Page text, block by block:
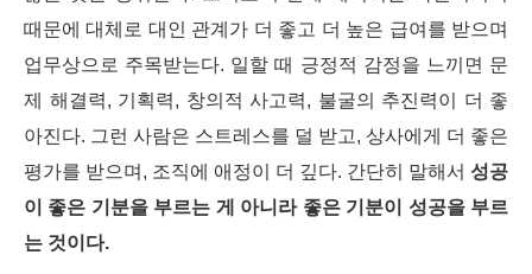
때문에 대체로 대인 관계가 더 좋고 더 높은 급여를 받으며
업무상으로 주목받는다. 일할 때 긍정적 감정을 느끼면 문
제 해결력, 기획력, 창의적 사고력, 불굴의 추진력이 더 좋
아진다. 그런 사람은 스트레스를 덜 받고, 상사에게 더 좋은
평가를 받으며, 조직에 애정이 더 깊다. 간단히 말해서 성공
이 좋은 기분을 부르는 게 아니라 좋은 기분이 성공을 부르
는 것이다.